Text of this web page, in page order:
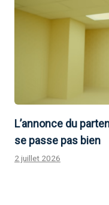
L’annonce du
se passe pas bien
2 juillet 2026